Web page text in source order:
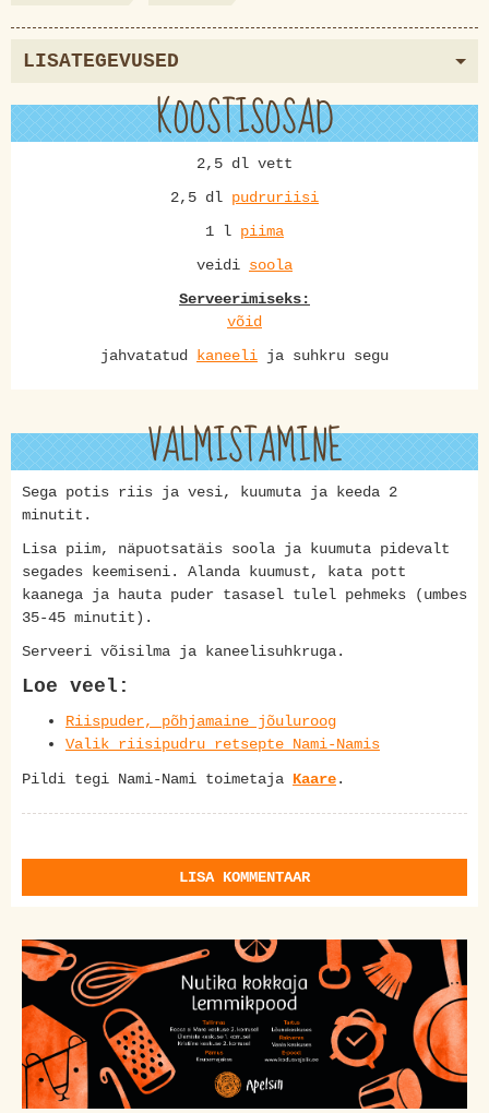
LISATEGEVUSED
KOOSTISOSAD
2,5 dl vett
2,5 dl pudruriisi
1 l piima
veidi soola
Serveerimiseks:
võid
jahvatatud
kaneeli ja suhkru segu
VALMISTAMINE
Sega potis riis ja vesi, kuumuta ja keeda 2
minutit.
Lisa piim, näpuotsatäis soola ja kuumuta pidevalt
segades keemiseni. Alanda kuumust, kata pott
kaanega ja hauta puder tasasel tulel pehmeks (umbes
35-45 minutit).
Serveeri võisilma ja kaneelisuhkruga.
Loe veel:
Riispuder, põhjamaine jõuluroog
Valik riisipudru retsepte Nami-Namis
Pildi tegi Nami-Nami toimetaja Kaare.
LISA KOMMENTAAR